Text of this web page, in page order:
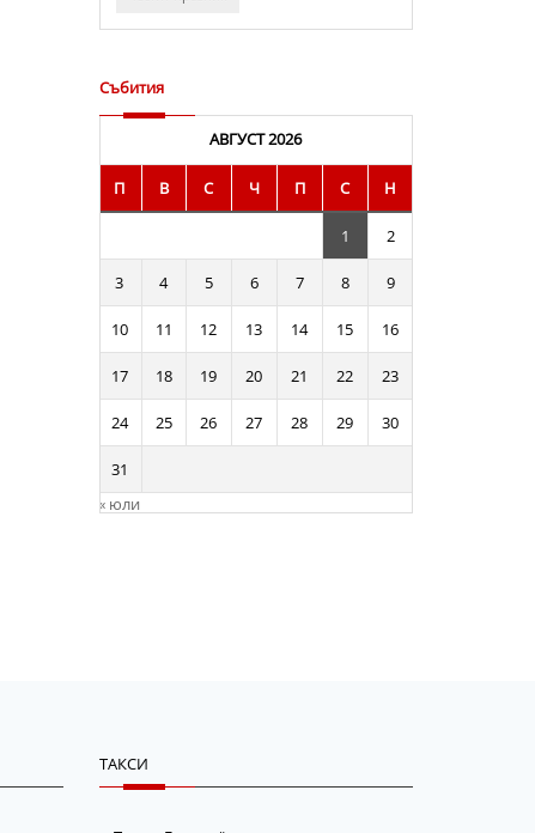
Събития
АВГУСТ 2026
П В С Ч П С Н
1 2
3 4 5 6 7 8 9
10 11 12 13 14 15 16
17 18 19 20 21 22 23
24 25 26 27 28 29 30
31
« юли
ТАКСИ